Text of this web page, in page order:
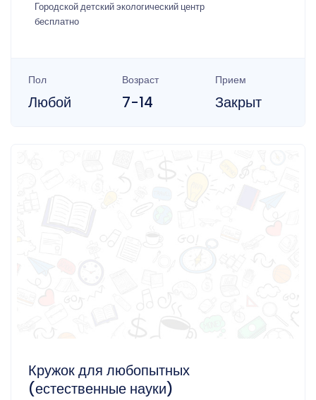
Городской детский экологический центр
бесплатно
Пол
Любой
Возраст
7-14
Прием
Закрыт
Кружок для любопытных
(естественные науки)